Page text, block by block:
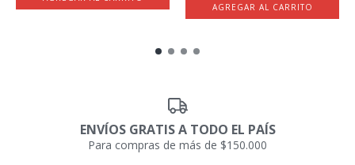
ENVÍOS GRATIS A TODO EL PAÍS
Para compras de más de $150.000